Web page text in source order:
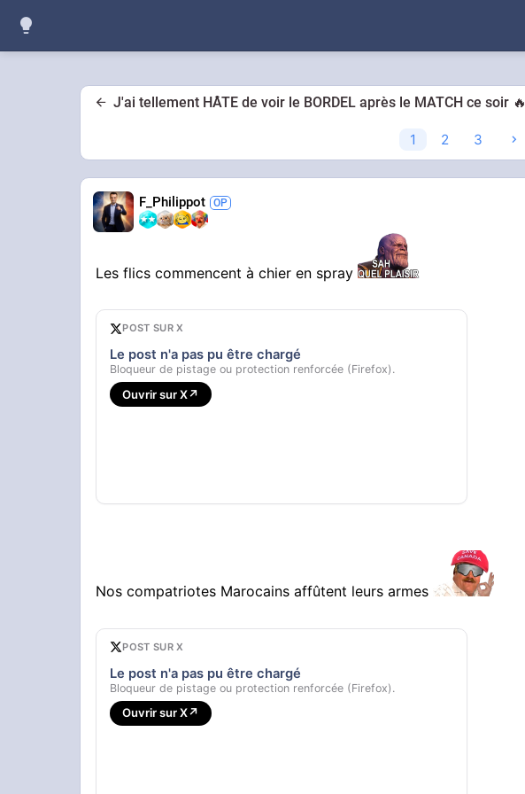
J'ai tellement HÂTE de voir le BORDEL après le MATCH ce soir 🔥
1 2 3
F_Philippot
Les flics commencent à chier en spray
POST SUR X
Le post n'a pas pu être chargé
Bloqueur de pistage ou protection renforcée (Firefox).
Ouvrir sur X↗
Nos compatriotes Marocains affûtent leurs armes
POST SUR X
Le post n'a pas pu être chargé
Bloqueur de pistage ou protection renforcée (Firefox).
Ouvrir sur X↗